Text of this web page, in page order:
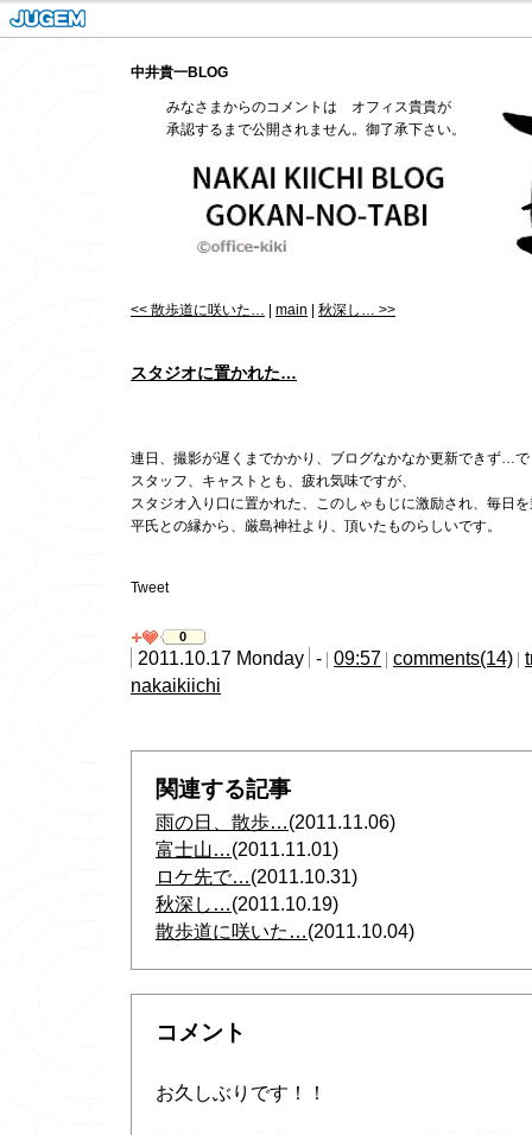
中井貴一BLOG
みなさまからのコメントは オフィス貴貴が
承認するまで公開されません。御了承下さい。
<< 散歩道に咲いた… main 秋深し… >>
スタジオに置かれた…
連日、撮影が遅くまでかかり、ブログなかなか更新できず…
スタッフ、キャストとも、疲れ気味ですが、
スタジオ入り口に置かれた、このしゃもじに激励され、毎日
平氏との縁から、厳島神社より、頂いたものらしいです。
Tweet
0
2011.10.17 Monday - 09:57 comments(14)
nakaikiichi
関連する記事
雨の日、散歩…(2011.11.06)
富士山…(2011.11.01)
ロケ先で…(2011.10.31)
秋深し…(2011.10.19)
散歩道に咲いた…(2011.10.04)
コメント
お久しぶりです！！